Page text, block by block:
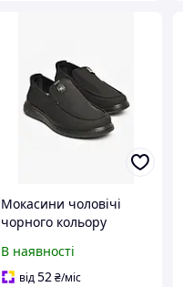
Мокасини чоловічі
чорного кольору
Безкоштовна доставка
В наявності
від52 ₴/міс